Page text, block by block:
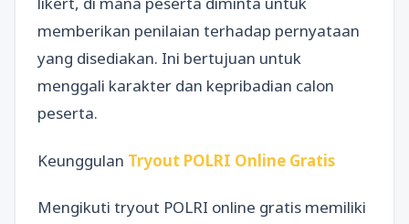
memberikan penilaian terhadap pernyataan
yang disediakan. Ini bertujuan untuk
menggali karakter dan kepribadian calon
peserta.
Keunggulan Tryout POLRI Online Gratis
Mengikuti tryout POLRI online gratis memiliki